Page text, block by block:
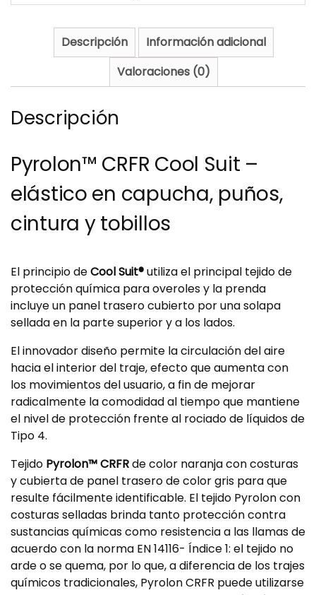
Descripción
Información adicional
Valoraciones (0)
Descripción
Pyrolon™ CRFR Cool Suit –
elástico en capucha, puños,
cintura y tobillos
El principio deCool Suit®utiliza el principal tejido de
protección química para overoles y la prenda
incluye un panel trasero cubierto por una solapa
sellada en la parte superior y a los lados.
El innovador diseño permite la circulación del aire
hacia el interior del traje, efecto que aumenta con
los movimientos del usuario, a fin de mejorar
radicalmente la comodidad al tiempo que mantiene
el nivel de protección frente al rociado de líquidos de
Tipo 4.
Tejido Pyrolon™ CRFRde color naranja con costuras
y cubierta de panel trasero de color gris para que
resulte fácilmente identificable. El tejido Pyrolon con
costuras selladas brinda tanto protección contra
sustancias químicas como resistencia a las llamas de
acuerdo con la norma EN 14116- Índice 1: el tejido no
arde o se quema, por lo que, a diferencia de los trajes
químicos tradicionales, Pyrolon CRFR puede utilizarse